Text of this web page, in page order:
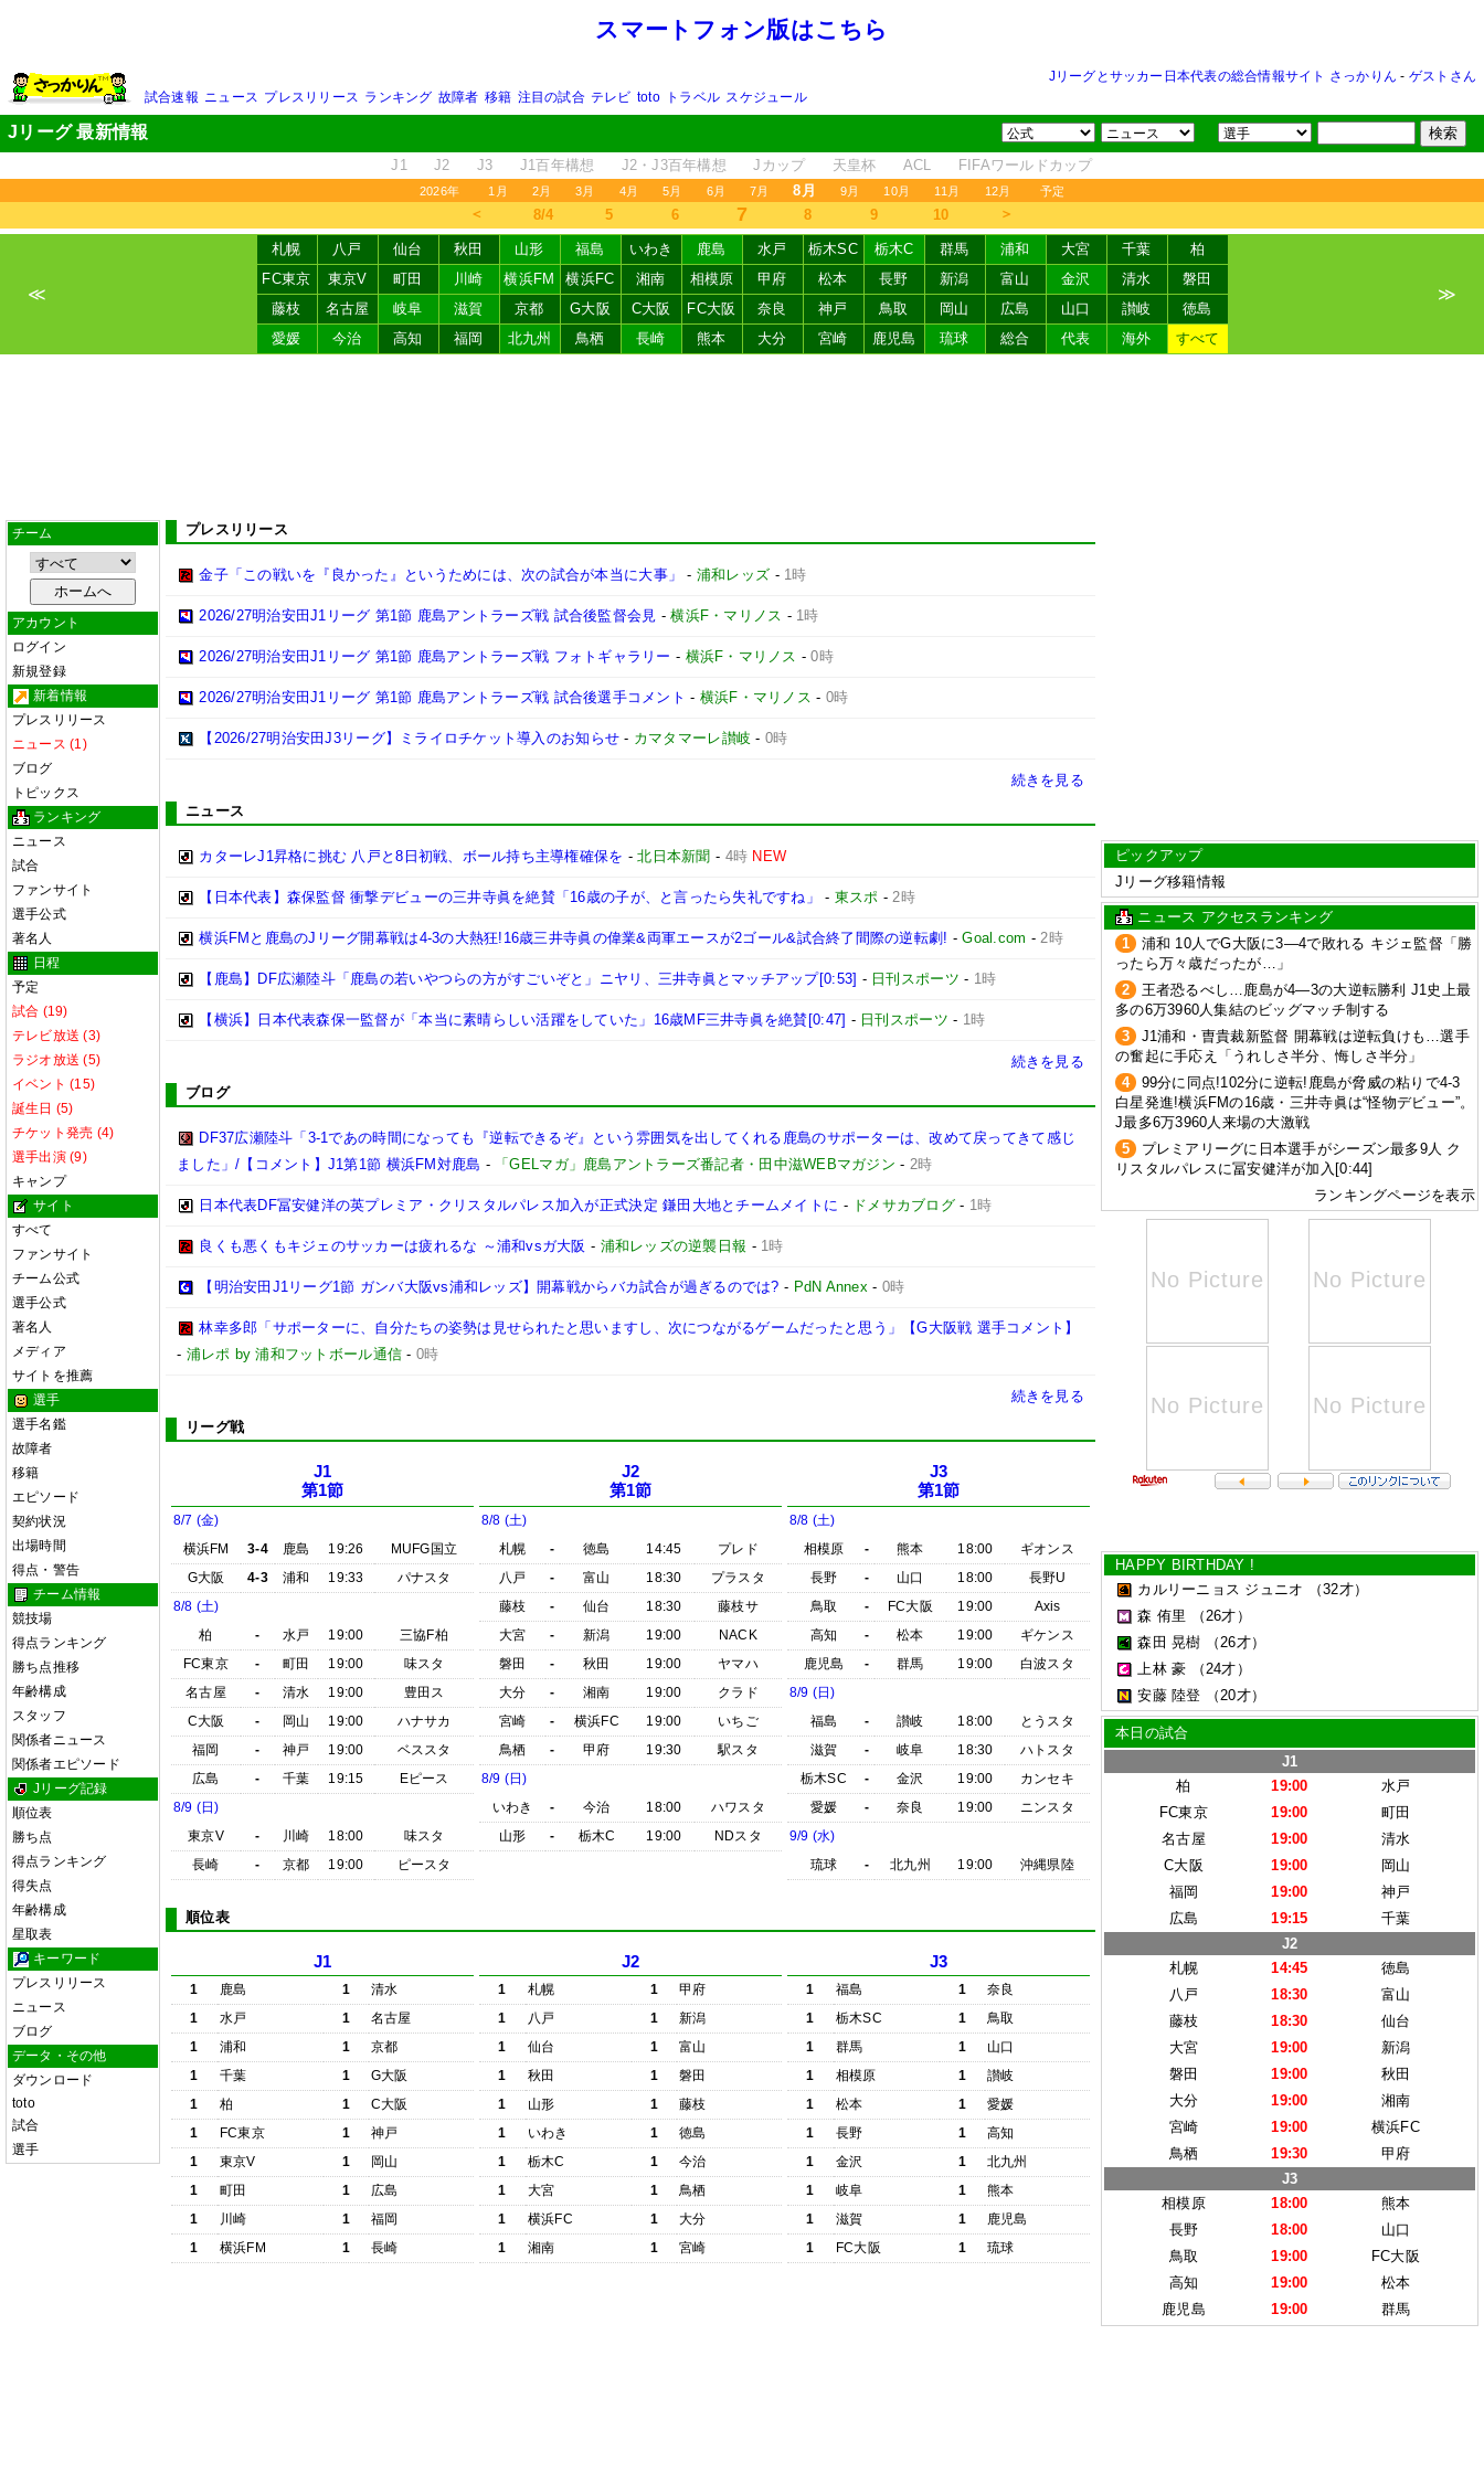
スマートフォン版はこちら
Jリーグとサッカー日本代表の総合情報サイト さっかりん - ゲストさん
試合速報 ニュース プレスリリース ランキング 故障者 移籍 注目の試合 テレビ toto トラベル スケジュール
Jリーグ 最新情報
J1 J2 J3 J1百年構想 J2・J3百年構想 Jカップ 天皇杯 ACL FIFAワールドカップ
2026年 1月 2月 3月 4月 5月 6月 7月 8月 9月 10月 11月 12月 予定
＜ 8/4 5 6 7 8 9 10 ＞
≪
札幌 八戸 仙台 秋田 山形 福島 いわき 鹿島 水戸 栃木SC 栃木C 群馬 浦和 大宮 千葉
柏
FC東京
東京V 町田 川崎 横浜FM 横浜FC 湘南 相模原 甲府 松本 長野 新潟 富山 金沢 清水
磐田
藤枝
名古屋 岐阜 滋賀 京都 G大阪 C大阪 FC大阪 奈良 神戸 鳥取 岡山 広島 山口 讃岐
徳島
愛媛
今治 高知 福岡 北九州 鳥栖 長崎 熊本 大分 宮崎 鹿児島 琉球 総合 代表 海外 すべて
≫
チーム
アカウント
ログイン
新規登録
新着情報
プレスリリース
ニュース (1)
ブログ
トピックス
ランキング
ニュース
試合
ファンサイト
選手公式
著名人
日程
予定
試合 (19)
テレビ放送 (3)
ラジオ放送 (5)
イベント (15)
誕生日 (5)
チケット発売 (4)
選手出演 (9)
キャンプ
サイト
すべて
ファンサイト
チーム公式
選手公式
著名人
メディア
サイトを推薦
選手
選手名鑑
故障者
移籍
エピソード
契約状況
出場時間
得点・警告
チーム情報
競技場
得点ランキング
勝ち点推移
年齢構成
スタッフ
関係者ニュース
関係者エピソード
Jリーグ記録
順位表
勝ち点
得点ランキング
得失点
年齢構成
星取表
キーワード
プレスリリース
ニュース
ブログ
データ・その他
ダウンロード
toto
試合
選手
プレスリリース
金子「この戦いを『良かった』というためには、次の試合が本当に大事」 - 浦和レッズ - 1時
2026/27明治安田J1リーグ 第1節 鹿島アントラーズ戦 試合後監督会見 -横浜F・マリノス - 1時
2026/27明治安田J1リーグ 第1節 鹿島アントラーズ戦 フォトギャラリー - 横浜F・マリノス -0時
2026/27明治安田J1リーグ 第1節 鹿島アントラーズ戦 試合後選手コメント - 横浜F・マリノス - 0時
【2026/27明治安田J3リーグ】ミライロチケット導入のお知らせ - カマタマーレ讃岐 - 0時
続きを見る
ニュース
カターレJ1昇格に挑む 八戸と8日初戦、ボール持ち主導権確保を -北日本新聞 - 4時 NEW
【日本代表】森保監督 衝撃デビューの三井寺眞を絶賛「16歳の子が、と言ったら失礼ですね」 - 東スポ -2時
横浜FMと鹿島のJリーグ開幕戦は4-3の大熱狂!16歳三井寺眞の偉業&両軍エースが2ゴール&試合終了間際の逆転劇! -Goal.com -2時
【鹿島】DF広瀬陸斗「鹿島の若いやつらの方がすごいぞと」ニヤリ、三井寺眞とマッチアップ[0:53] - 日刊スポーツ - 1時
【横浜】日本代表森保一監督が「本当に素晴らしい活躍をしていた」16歳MF三井寺眞を絶賛[0:47] - 日刊スポーツ - 1時
続きを見る
ブログ
DF37広瀬陸斗「3-1であの時間になっても『逆転できるぞ』という雰囲気を出してくれる鹿島のサポーターは、改めて戻ってきて感じ
ました」/【コメント】J1第1節 横浜FM対鹿島 - 「GELマガ」鹿島アントラーズ番記者・田中滋WEBマガジン - 2時
日本代表DF冨安健洋の英プレミア・クリスタルパレス加入が正式決定 鎌田大地とチームメイトに - ドメサカブログ- 1時
良くも悪くもキジェのサッカーは疲れるな ～浦和vsガ大阪 - 浦和レッズの逆襲日報 - 1時
【明治安田J1リーグ1節 ガンバ大阪vs浦和レッズ】開幕戦からバカ試合が過ぎるのでは? - PdN Annex- 0時
林幸多郎「サポーターに、自分たちの姿勢は見せられたと思いますし、次につながるゲームだったと思う」【G大阪戦 選手コメント】
- 浦レポ by 浦和フットボール通信 - 0時
続きを見る
リーグ戦
J1
第1節
8/7 (金)
横浜FM
3-4 鹿島 19:26
MUFG国立
G大阪
4-3 浦和 19:33
パナスタ
8/8 (土)
柏
- 水戸 19:00
三協F柏
FC東京
- 町田 19:00
味スタ
名古屋
- 清水 19:00
豊田ス
C大阪
- 岡山 19:00
ハナサカ
福岡
- 神戸 19:00
ベススタ
広島
- 千葉 19:15
Eピース
8/9 (日)
東京V
- 川崎 18:00
味スタ
長崎
- 京都 19:00 ピースタ
J2
第1節
8/8 (土)
札幌
- 徳島 14:45
プレド
八戸
- 富山 18:30
プラスタ
藤枝
- 仙台 18:30
藤枝サ
大宮
- 新潟 19:00
NACK
磐田
- 秋田 19:00
ヤマハ
大分
- 湘南 19:00
クラド
宮崎
- 横浜FC 19:00
いちご
鳥栖
- 甲府 19:30
駅スタ
8/9 (日)
いわき
- 今治 18:00
ハワスタ
山形
- 栃木C 19:00 NDスタ
J3
第1節
8/8 (土)
相模原
- 熊本 18:00
ギオンス
長野
- 山口 18:00
長野U
鳥取
- FC大阪 19:00
Axis
高知
- 松本 19:00
ギケンス
鹿児島
- 群馬 19:00
白波スタ
8/9 (日)
福島
- 讃岐 18:00
とうスタ
滋賀
- 岐阜 18:30
ハトスタ
栃木SC
- 金沢 19:00
カンセキ
愛媛
- 奈良 19:00
ニンスタ
9/9 (水)
琉球
- 北九州 19:00 沖縄県陸
順位表
J1
1 鹿島 1
清水
1
水戸 1
名古屋
1
浦和 1
京都
1
千葉 1
G大阪
1
柏 1
C大阪
1
FC東京 1
神戸
1
東京V 1
岡山
1
町田 1
広島
1
川崎 1
福岡
1
横浜FM 1 長崎
J2
1 札幌 1
甲府
1
八戸 1
新潟
1
仙台 1
富山
1
秋田 1
磐田
1
山形 1
藤枝
1
いわき 1
徳島
1
栃木C 1
今治
1
大宮 1
鳥栖
1
横浜FC 1
大分
1
湘南 1 宮崎
J3
1 福島 1
奈良
1
栃木SC 1
鳥取
1
群馬 1
山口
1
相模原 1
讃岐
1
松本 1
愛媛
1
長野 1
高知
1
金沢 1
北九州
1
岐阜 1
熊本
1
滋賀 1
鹿児島
1
FC大阪 1 琉球
ピックアップ
Jリーグ移籍情報
ニュース アクセスランキング
1
浦和 10人でG大阪に3―4で敗れる キジェ監督「勝
ったら万々歳だったが…」
2
王者恐るべし…鹿島が4―3の大逆転勝利 J1史上最
多の6万3960人集結のビッグマッチ制する
3
J1浦和・曺貴裁新監督 開幕戦は逆転負けも…選手
の奮起に手応え「うれしさ半分、悔しさ半分」
4
99分に同点!102分に逆転!鹿島が脅威の粘りで4-3
白星発進!横浜FMの16歳・三井寺眞は“怪物デビュー”。
J最多6万3960人来場の大激戦
5
プレミアリーグに日本選手がシーズン最多9人 ク
リスタルパレスに冨安健洋が加入[0:44]
ランキングページを表示
HAPPY BIRTHDAY !
カルリーニョス ジュニオ
（32才）
森 侑里
（26才）
森田 晃樹
（26才）
上林 豪
（24才）
安藤 陸登
（20才）
本日の試合
J1
柏
19:00
水戸
FC東京
19:00
町田
名古屋
19:00
清水
C大阪
19:00
岡山
福岡
19:00
神戸
広島
19:15
千葉
J2
札幌
14:45
徳島
八戸
18:30
富山
藤枝
18:30
仙台
大宮
19:00
新潟
磐田
19:00
秋田
大分
19:00
湘南
宮崎
19:00
横浜FC
鳥栖
19:30
甲府
J3
相模原
18:00
熊本
長野
18:00
山口
鳥取
19:00
FC大阪
高知
19:00
松本
鹿児島
19:00 群馬